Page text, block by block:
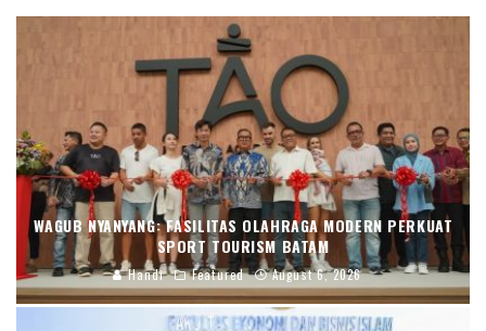
WAGUB NYANYANG: FASILITAS OLAHRAGA MODERN PERKUAT
SPORT TOURISM BATAM
Handi Featured August 6, 2026